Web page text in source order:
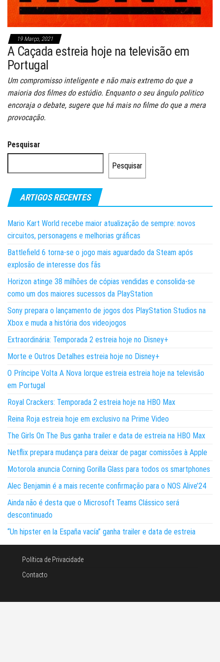
19 Março, 2021
A Caçada estreia hoje na televisão em
Portugal
Um compromisso inteligente e não mais extremo do que a
maioria dos filmes do estúdio. Enquanto o seu ângulo politico
encoraja o debate, sugere que há mais no filme do que a mera
provocação.
Pesquisar
Pesquisar
ARTIGOS RECENTES
Mario Kart World recebe maior atualização de sempre: novos
circuitos, personagens e melhorias gráficas
Battlefield 6 torna-se o jogo mais aguardado da Steam após
explosão de interesse dos fãs
Horizon atinge 38 milhões de cópias vendidas e consolida-se
como um dos maiores sucessos da PlayStation
Sony prepara o lançamento de jogos dos PlayStation Studios na
Xbox e muda a história dos videojogos
Extraordinária: Temporada 2 estreia hoje no Disney+
Morte e Outros Detalhes estreia hoje no Disney+
O Príncipe Volta A Nova Iorque estreia estreia hoje na televisão
em Portugal
Royal Crackers: Temporada 2 estreia hoje na HBO Max
Reina Roja estreia hoje em exclusivo na Prime Video
The Girls On The Bus ganha trailer e data de estreia na HBO Max
Netflix prepara mudança para deixar de pagar comissões à Apple
Motorola anuncia Corning Gorilla Glass para todos os smartphones
Alec Benjamin é a mais recente confirmação para o NOS Alive’24
Ainda não é desta que o Microsoft Teams Clássico será
descontinuado
“Un hipster en la España vacía” ganha trailer e data de estreia
Política de Privacidade
Contacto